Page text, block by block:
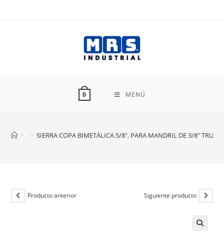
0 MENÚ
> > SIERRA COPA BIMETÁLICA 5/8″, PARA MANDRIL DE 3/8″
Producto anterior Siguiente producto